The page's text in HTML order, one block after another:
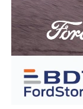
În cadrul
relevante
răspunsurile
înregistrate.
baza unor
examinatori